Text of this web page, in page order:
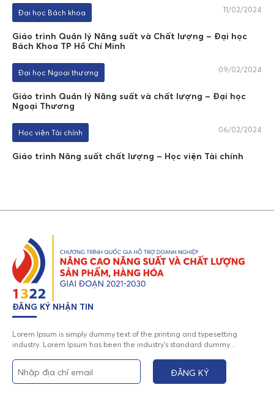
Đại học Bách khoa 11/02/2024
Giáo trình Quản lý Năng suất và Chất lượng – Đại học
Bách Khoa TP Hồ Chí Minh
Đại học Ngoại thương 09/02/2024
Giáo trình Quản lý Năng suất và chất lượng – Đại học
Ngoại Thương
Học viện Tài chính 06/02/2024
Giáo trình Năng suất chất lượng – Học viện Tài chính
ĐĂNG KÝ NHẬN TIN
Lorem Ipsum is simply dummy text of the printing and typesetting
industry. Lorem Ipsum has been the industry's standard dummy...